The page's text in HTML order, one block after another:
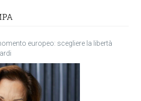
europeo: scegliere la libertà